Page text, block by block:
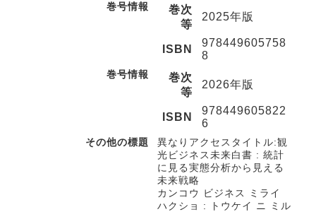
巻号情報
巻次
等
2025年版
ISBN
978449605758
8
巻号情報
巻次
等
2026年版
ISBN
978449605822
6
その他の標題
異なりアクセスタイトル:観
光ビジネス未来白書 : 統計
に見る実態分析から見える
未来戦略
カンコウ ビジネス ミライ
ハクショ : トウケイ ニ ミル